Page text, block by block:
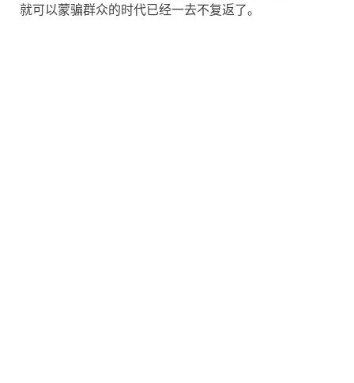
就可以蒙骗群众的时代已经一去不复返了。